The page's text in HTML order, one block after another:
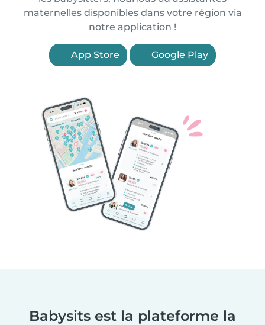
maternelles disponibles dans votre région via
notre application !
App Store Google Play
Babysits est la plateforme la